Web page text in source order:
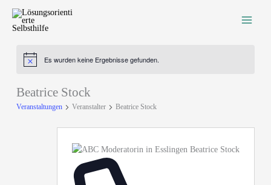
Inhalt
springen
HinweisEs wurden keine Ergebnisse gefunden.
Beatrice Stock
Veranstaltungen Veranstalter Beatrice Stock